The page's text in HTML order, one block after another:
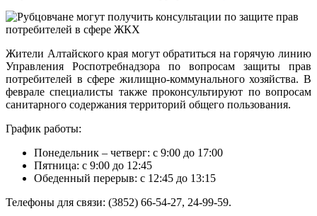
Жители Алтайского края могут обратиться на горячую линию
Управления Роспотребнадзора по вопросам защиты прав
потребителей в сфере жилищно-коммунального хозяйства. В
феврале специалисты также проконсультируют по вопросам
санитарного содержания территорий общего пользования.
График работы:
Понедельник – четверг: с 9:00 до 17:00
Пятница: с 9:00 до 12:45
Обеденный перерыв: с 12:45 до 13:15
Телефоны для связи: (3852) 66-54-27, 24-99-59.